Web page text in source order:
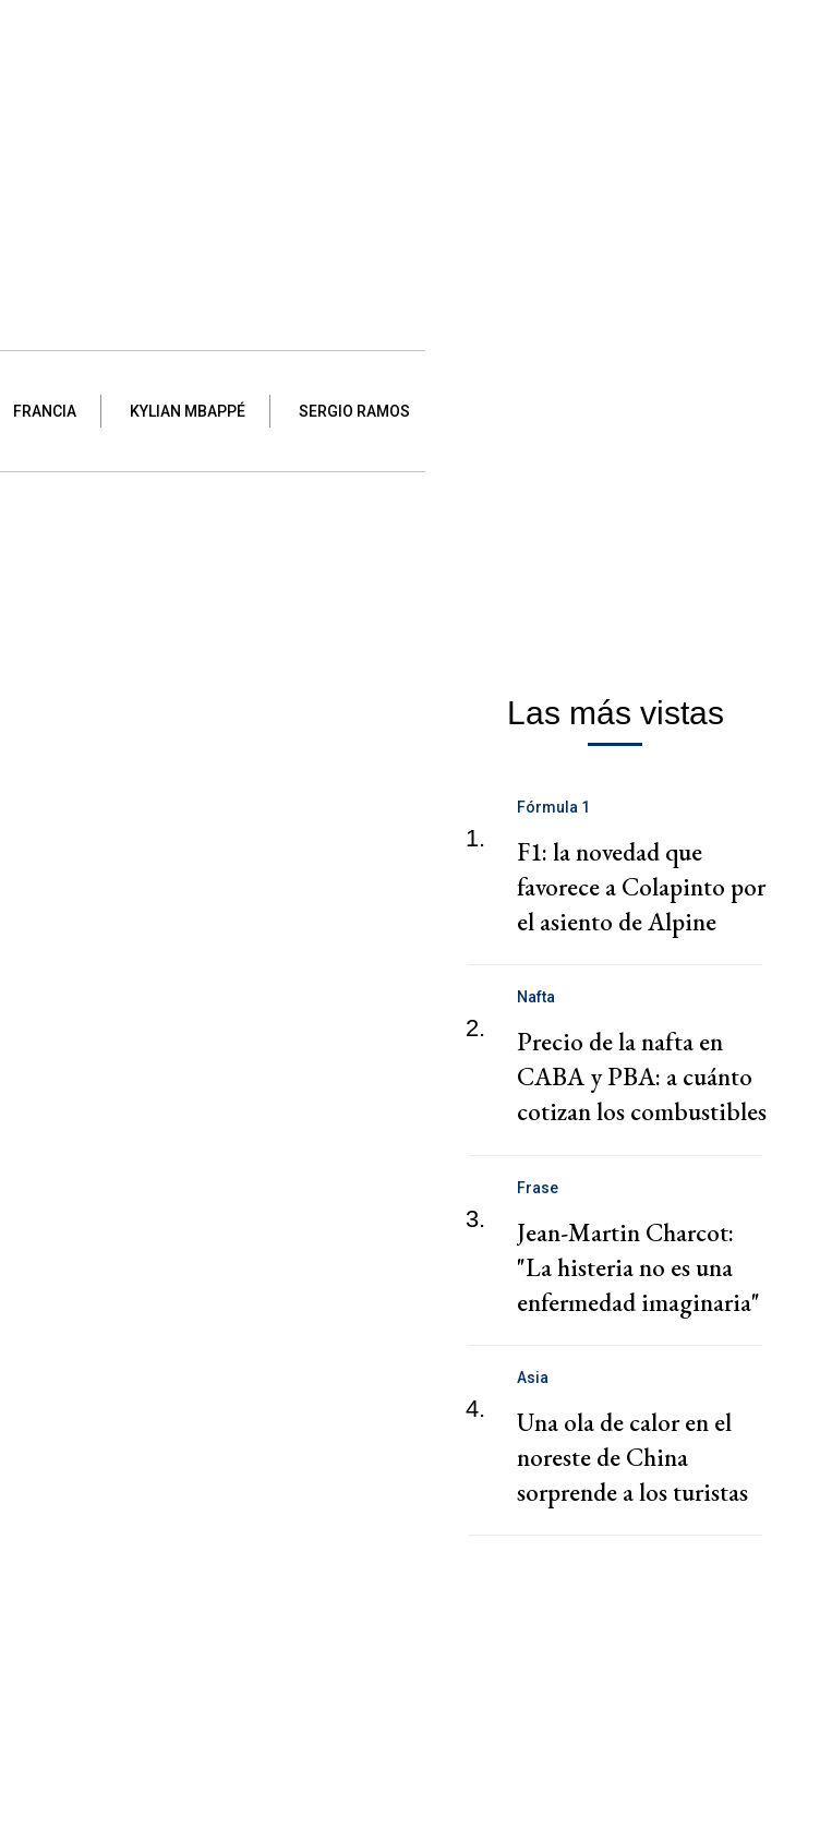
FRANCIA KYLIAN MBAPPÉ SERGIO RAMOS
Las más vistas
1.
Fórmula 1
F1: la novedad que
favorece a Colapinto por
el asiento de Alpine
2.
Nafta
Precio de la nafta en
CABA y PBA: a cuánto
cotizan los combustibles
3.
Frase
Jean-Martin Charcot:
"La histeria no es una
enfermedad imaginaria"
4.
Asia
Una ola de calor en el
noreste de China
sorprende a los turistas